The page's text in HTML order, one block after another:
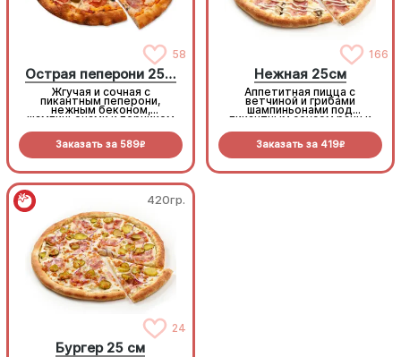
58
Острая пеперони 25cм
Жгучая и сочная с
пикантным пеперони,
нежным беконом,
шампиньонами и перчиком
Заказать за 589R
166
Нежная 25см
Аппетитная пицца с
ветчиной и грибами
шампиньонами под
пикантным соусом ранч и
Заказать за 419R
420гр.
24
Бургер 25 см